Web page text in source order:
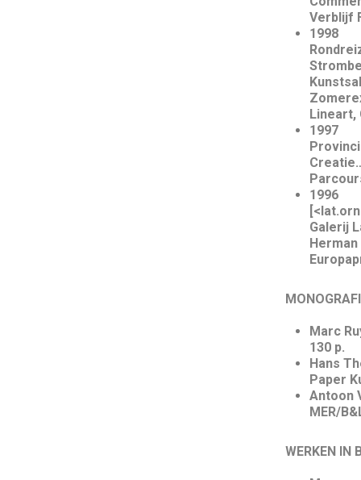
Verblijf
1998
Lineart,
1997
1996
Galerij
Marc
130 p.
Hans
Paper
Antoon